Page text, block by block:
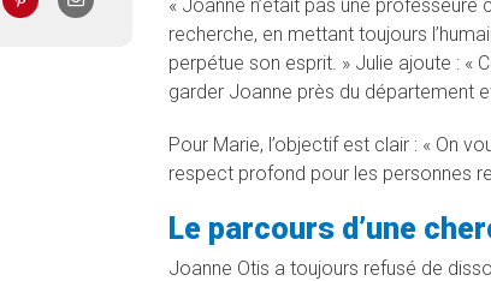
« Joanne n’était pas une
recherche, en mettant toujours
perpétue son esprit. » Julie ajoute : «
garder Joanne près du département
Pour Marie, l’objectif est clair : « On
respect profond pour les personnes
Le parcours d’une
Joanne Otis a toujours refusé de